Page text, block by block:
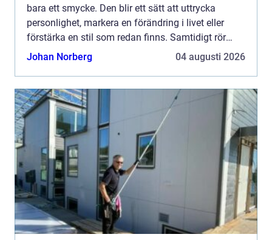
bara ett smycke. Den blir ett sätt att uttrycka
personlighet, markera en förändring i livet eller
förstärka en stil som redan finns. Samtidigt rör
det...
Johan Norberg 04 augusti 2026